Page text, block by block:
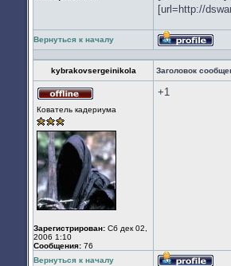
[url=http://
Вернуться к началу
kybrakovsergeinikola Заголовок
в
Кователь кадериума
Зарегистрирован: Сб дек 02,
2006 1:10
Сообщения: 76
+1
Вернуться к началу